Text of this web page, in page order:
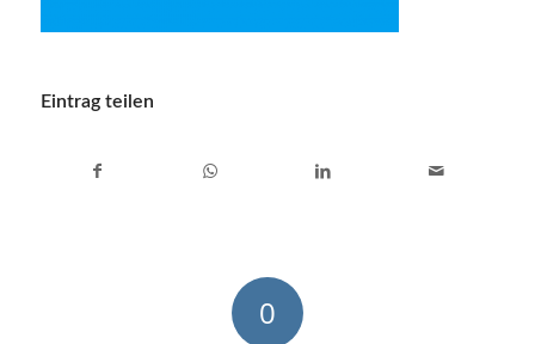
Eintrag teilen
0